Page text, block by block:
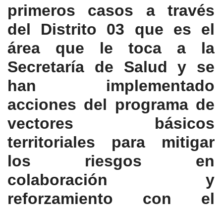
primeros casos a través
del Distrito 03 que es el
área que le toca a la
Secretaría de Salud y se
han implementado
acciones del programa de
vectores básicos
territoriales para mitigar
los riesgos en
colaboración y
reforzamiento con el